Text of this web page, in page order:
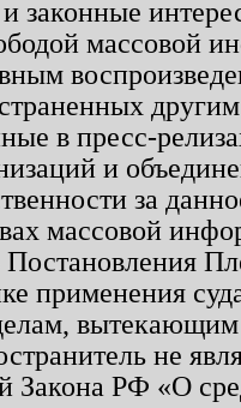
законные
массовой
в пресс-
и
за
массовой
Постановления
применения
вытекающим
не
Закона РФ «О